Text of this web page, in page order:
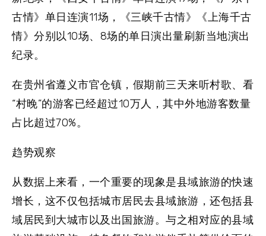
古情》单日连演11场，《三峡千古情》《上海千古
情》分别以10场、8场的单日演出量刷新当地演出
纪录。
在贵州省遵义市官仓镇，假期前三天来听村歌、看
“村晚”的游客已经超过10万人，其中外地游客数量
占比超过70%。
趋势观察
从数据上来看，一个重要的现象是县域旅游的快速
增长，这不仅包括城市居民去县域旅游，还包括县
域居民到大城市以及出国旅游。与之相对应的县域